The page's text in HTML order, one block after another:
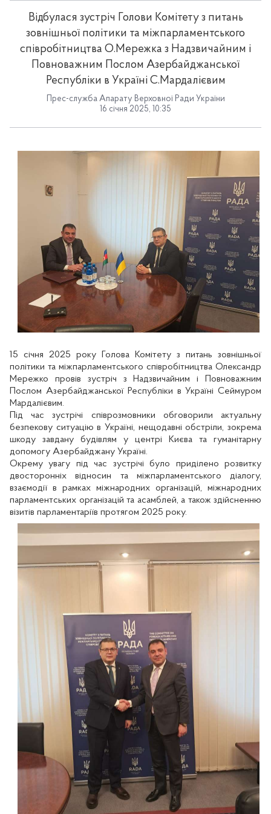
Відбулася зустріч Голови Комітету з питань
зовнішньої політики та міжпарламентського
співробітництва О.Мережка з Надзвичайним і
Повноважним Послом Азербайджанської
Республіки в Україні С.Мардалієвим
Прес-служба Апарату Верховної Ради України
16 січня 2025, 10:35
15 січня 2025 року Голова Комітету з питань зовнішньої
політики та міжпарламентського співробітництва Олександр
Мережко провів зустріч з Надзвичайним і Повноважним
Послом Азербайджанської Республіки в Україні Сеймуром
Мардалієвим.
Під час зустрічі співрозмовники обговорили актуальну
безпекову ситуацію в Україні, нещодавні обстріли, зокрема
шкоду завдану будівлям у центрі Києва та гуманітарну
допомогу Азербайджану Україні.
Окрему увагу під час зустрічі було приділено розвитку
двосторонніх відносин та міжпарламентського діалогу,
взаємодії в рамках міжнародних організацій, міжнародних
парламентських організацій та асамблей, а також здійсненню
візитів парламентаріїв протягом 2025 року.